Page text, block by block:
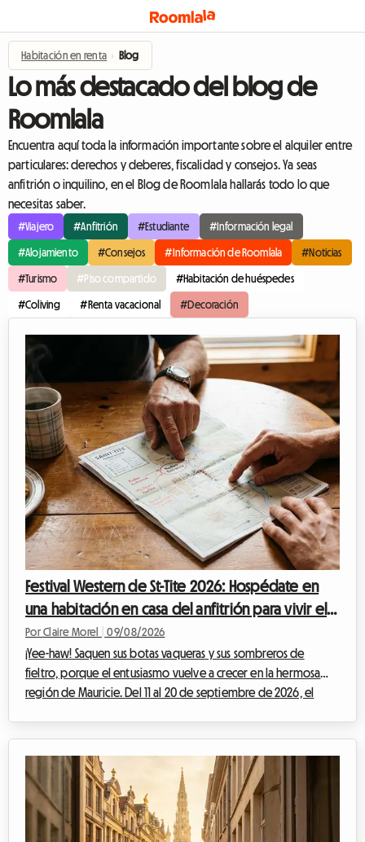
Habitación en renta › Blog
Lo más destacado del blog de
Roomlala
Encuentra aquí toda la información importante sobre el alquiler entre
particulares: derechos y deberes, fiscalidad y consejos. Ya seas
anfitrión o inquilino, en el Blog de Roomlala hallarás todo lo que
necesitas saber.
#Viajero #Anfitrión #Estudiante #Información legal
#Alojamiento #Consejos #Información de Roomlala #Noticias
#Turismo #Piso compartido #Habitación de huéspedes
#Coliving #Renta vacacional #Decoración
Festival Western de St-Tite 2026: Hospédate en
una habitación en casa del anfitrión para vivir el
evento al 100% con Roomlala
Por Claire Morel 09/08/2026
¡Yee-haw! Saquen sus botas vaqueras y sus sombreros de
fieltro, porque el entusiasmo vuelve a crecer en la hermosa
región de Mauricie. Del 11 al 20 de septiembre de 2026, el
multitudes colosales que llegan a celebrar la cultura country,
asistir a emocionantes rodeos profesionales y disfrutar de un
ambiente festivo único ...